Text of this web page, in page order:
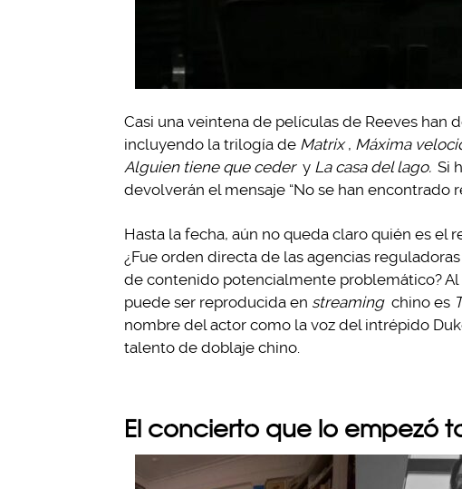
Casi una veintena de películas de Reeves han
incluyendo la trilogía de Matrix , Máxima
Alguien tiene que ceder yLa casa del lago. Si
devolverán el mensaje “No se han encontrado
Hasta la fecha, aún no queda claro quién es el
¿Fue orden directa de las agencias
de contenido potencialmente problemático?
puede ser reproducida en streaming chino es
nombre del actor como la voz del intrépido
talento de doblaje chino.
El concierto que lo empezó